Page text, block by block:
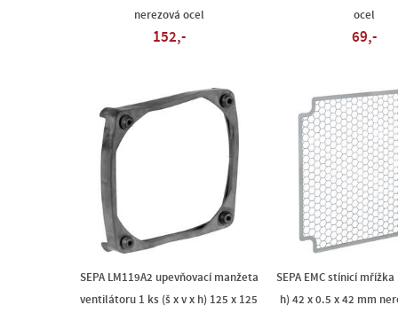
nerezová ocel
152,-
ocel
69,-
SEPA LM119A2 upevňovací manžeta
ventilátoru 1 ks (š x v x h) 125 x 125
SEPA EMC stínicí mřížka
h) 42 x 0.5 x 42 mm